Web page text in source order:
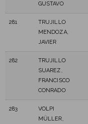
GUSTAVO
281
TRUJILLO
MENDOZA,
JAVIER
282
TRUJILLO
SUAREZ,
FRANCISCO
CONRADO
283
VOLPI
MÜLLER,